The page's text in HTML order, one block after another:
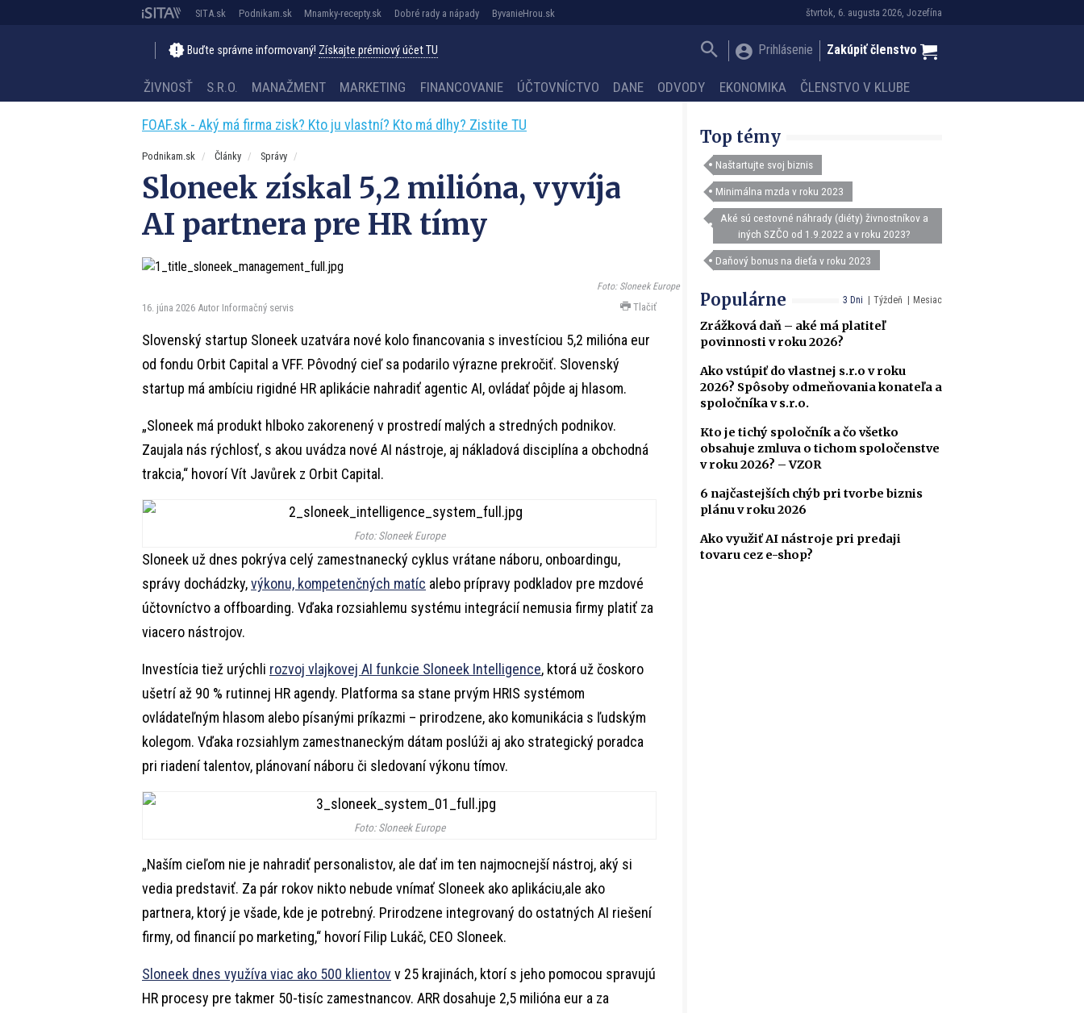
štvrtok, 6. augusta 2026, Jozefína
SITA.sk Podnikam.sk Mnamky-recepty.sk Dobré rady a nápady ByvanieHrou.sk
Buďte správne informovaný! Získajte prémiový účet TU Prihlásenie Zakúpiť členstvo
ŽIVNOSŤ S.R.O. MANAŽMENT MARKETING FINANCOVANIE ÚČTOVNÍCTVO DANE ODVODY EKONOMIKA ČLENSTVO V KLUBE
FOAF.sk - Aký má firma zisk? Kto ju vlastní? Kto má dlhy? Zistite TU
Podnikam.sk Články Správy
Sloneek získal 5,2 milióna, vyvíja
AI partnera pre HR tímy
Foto: Sloneek Europe
16. júna 2026 Autor Informačný servis Tlačiť
Slovenský startup Sloneek uzatvára nové kolo financovania s investíciou 5,2 milióna eur
od fondu Orbit Capital a VFF. Pôvodný cieľ sa podarilo výrazne prekročiť. Slovenský
startup má ambíciu rigidné HR aplikácie nahradiť agentic AI, ovládať pôjde aj hlasom.
„Sloneek má produkt hlboko zakorenený v prostredí malých a stredných podnikov.
Zaujala nás rýchlosť, s akou uvádza nové AI nástroje, aj nákladová disciplína a obchodná
trakcia,“ hovorí Vít Javůrek z Orbit Capital.
Foto: Sloneek Europe
Sloneek už dnes pokrýva celý zamestnanecký cyklus vrátane náboru, onboardingu,
správy dochádzky,výkonu, kompetenčných matíc alebo prípravy podkladov pre mzdové
účtovníctvo a offboarding. Vďaka rozsiahlemu systému integrácií nemusia firmy platiť za
viacero nástrojov.
Investícia tiež urýchli rozvoj vlajkovej AI funkcie Sloneek Intelligence, ktorá už čoskoro
ušetrí až 90 % rutinnej HR agendy. Platforma sa stane prvým HRIS systémom
ovládateľným hlasom alebo písanými príkazmi – ⁠⁠⁠⁠⁠⁠prirodzene, ako komunikácia s ľudským
kolegom. Vďaka rozsiahlym zamestnaneckým dátam poslúži aj ako strategický poradca
pri riadení talentov, plánovaní náboru či sledovaní výkonu tímov.
Foto: Sloneek Europe
„Naším cieľom nie je nahradiť personalistov, ale dať im ten najmocnejší nástroj, aký si
vedia predstaviť. Za pár rokov nikto nebude vnímať Sloneek ako aplikáciu,ale ako
partnera, ktorý je všade, kde je potrebný. Prirodzene integrovaný do ostatných AI riešení
firmy, od financií po marketing,“ hovorí Filip Lukáč, CEO Sloneek.
Sloneek dnes využíva viac ako 500 klientovv 25 krajinách, ktorí s jeho pomocou spravujú
HR procesy pre takmer 50-tisíc zamestnancov. ARR dosahuje 2,5 milióna eur a za
Top témy
Naštartujte svoj biznis
Minimálna mzda v roku 2023
Aké sú cestovné náhrady (diéty) živnostníkov a
iných SZČO od 1.9.2022 a v roku 2023?
Daňový bonus na dieťa v roku 2023
3 Dni Týždeň Mesiac
Populárne
Zrážková daň – aké má platiteľ
povinnosti v roku 2026?
Ako vstúpiť do vlastnej s.r.o v roku
2026? Spôsoby odmeňovania konateľa a
spoločníka v s.r.o.
Kto je tichý spoločník a čo všetko
obsahuje zmluva o tichom spoločenstve
v roku 2026? – VZOR
6 najčastejších chýb pri tvorbe biznis
plánu v roku 2026
Ako využiť AI nástroje pri predaji
tovaru cez e-shop?